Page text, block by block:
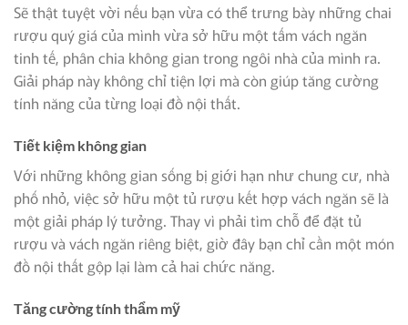
Sẽ thật tuyệt vời nếu bạn vừa có thể trưng bày những chai
rượu quý giá của mình vừa sở hữu một tấm vách ngăn
tinh tế, phân chia không gian trong ngôi nhà của mình ra.
Giải pháp này không chỉ tiện lợi mà còn giúp tăng cường
tính năng của từng loại đồ nội thất.
Tiết kiệm không gian
Với những không gian sống bị giới hạn như chung cư, nhà
phố nhỏ, việc sở hữu một tủ rượu kết hợp vách ngăn sẽ là
một giải pháp lý tưởng. Thay vì phải tìm chỗ để đặt tủ
rượu và vách ngăn riêng biệt, giờ đây bạn chỉ cần một món
đồ nội thất gộp lại làm cả hai chức năng.
Tăng cường tính thẩm mỹ